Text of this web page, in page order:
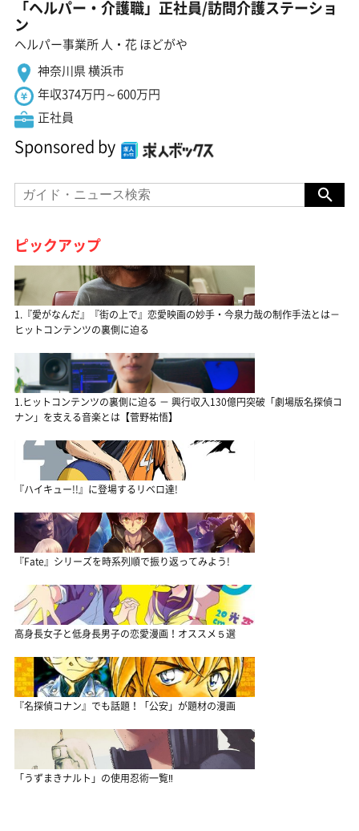
「ヘルパー・介護職」正社員/訪問介護ステーショ
ン
ヘルパー事業所 人・花 ほどがや
神奈川県 横浜市
年収374万円～600万円
正社員
Sponsored by
ピックアップ
1.『愛がなんだ』『街の上で』恋愛映画の妙手・今泉力哉の制作手法とは－
ヒットコンテンツの裏側に迫る
1.ヒットコンテンツの裏側に迫る － 興行収入130億円突破「劇場版名探偵コ
ナン」を支える音楽とは【菅野祐悟】
『ハイキュー!!』に登場するリベロ達!
『Fate』シリーズを時系列順で振り返ってみよう!
高身長女子と低身長男子の恋愛漫画！オススメ５選
『名探偵コナン』でも話題！「公安」が題材の漫画
「うずまきナルト」の使用忍術一覧‼